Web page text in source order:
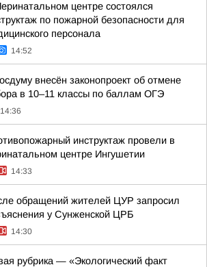
центре состоялся
по пожарной безопасности для
персонала
14:52
внесён законопроект об отмене
в 10–11 классы по баллам ОГЭ
14:36
инструктаж провели в
центре Ингушетии
14:33
обращений жителей ЦУР запросил
у Сунженской ЦРБ
14:30
рубрика — «Экологический факт